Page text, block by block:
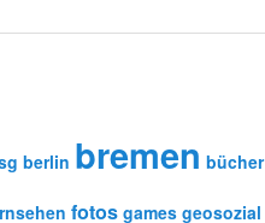
berlin bremen bücher
fotos games geosozial